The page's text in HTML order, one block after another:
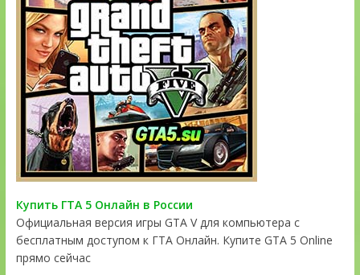
Купить ГТА 5 Онлайн в России
Официальная версия игры GTA V для компьютера с
бесплатным доступом к ГТА Онлайн. Купите GTA 5 Online
прямо сейчас